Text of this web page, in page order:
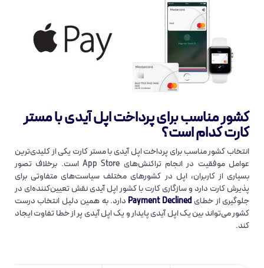
کشور مناسب برای پرداخت اپل آیدی با مستر
کارت کدام است؟
انتخاب کشور مناسب برای پرداخت اپل آیدی با مستر کارت یکی از کلیدی‌ترین
عوامل موفقیت در انجام تراکنش‌های App Store است. برخلاف تصور
بسیاری از کاربران، اپل در کشورهای مختلف سیاست‌های متفاوتی برای
پذیرش کارت دارد و سازگاری کارت با کشور اپل آیدی نقش تعیین‌کننده‌ای در
جلوگیری از خطایPayment Declined دارد. به همین دلیل انتخاب درست
کشور می‌تواند بین یک اپل آیدی پایدار و یک اپل آیدی پر از خطا تفاوت ایجاد
کند.